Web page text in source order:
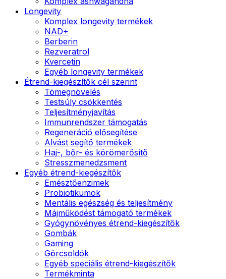
Longevity
Komplex longevity termékek
NAD+
Berberin
Rezveratrol
Kvercetin
Egyéb longevity termékek
Étrend-kiegészítők cél szerint
Tömegnövelés
Testsúly csökkentés
Teljesítményjavítás
Immunrendszer támogatás
Regeneráció elősegítése
Alvást segítő termékek
Haj-, bőr- és körömerősítő
Stresszmenedzsment
Egyéb étrend-kiegészítők
Emésztőenzimek
Probiotikumok
Mentális egészség és teljesítmény
Májműködést támogató termékek
Gyógynövényes étrend-kiegészítők
Gombák
Gaming
Görcsoldók
Egyéb speciális étrend-kiegészítők
Termékminta